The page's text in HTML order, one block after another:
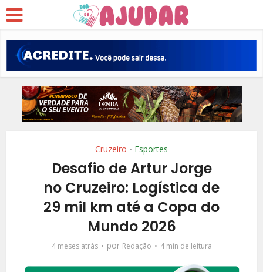
Cruzeiro • Esportes
Desafio de Artur Jorge
no Cruzeiro: Logística de
29 mil km até a Copa do
Mundo 2026
4 meses atrás por Redação 4 min de leitura